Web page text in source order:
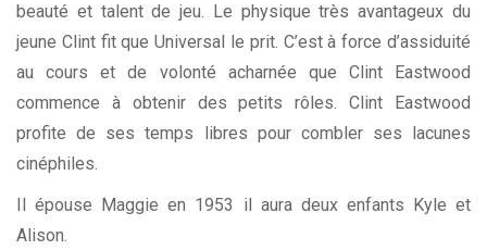
beauté et talent de jeu. Le physique très avantageux du
jeune Clint fit que Universal le prit. C’est à force d’assiduité
au cours et de volonté acharnée que Clint Eastwood
commence à obtenir des petits rôles. Clint Eastwood
profite de ses temps libres pour combler ses lacunes
cinéphiles.
Il épouse Maggie en 1953 il aura deux enfants Kyle et
Alison.